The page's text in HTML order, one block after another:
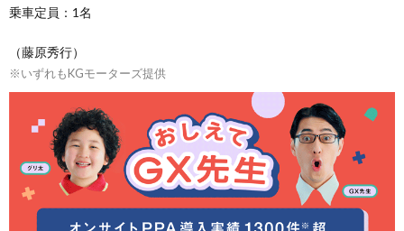
乗車定員：1名
（藤原秀行）
※いずれもKGモーターズ提供